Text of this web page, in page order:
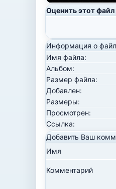
Оценить этот файл
Информация о
Имя файла:
Альбом:
Размер файла:
Добавлен:
Размеры:
Просмотрен:
Ссылка:
Добавить Ваш
Имя
Комментарий